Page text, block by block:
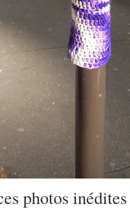
photos